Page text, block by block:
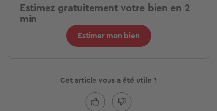
Estimez gratuitement votre bien en 2
min
Estimer mon bien
Cet article vous a été utile ?